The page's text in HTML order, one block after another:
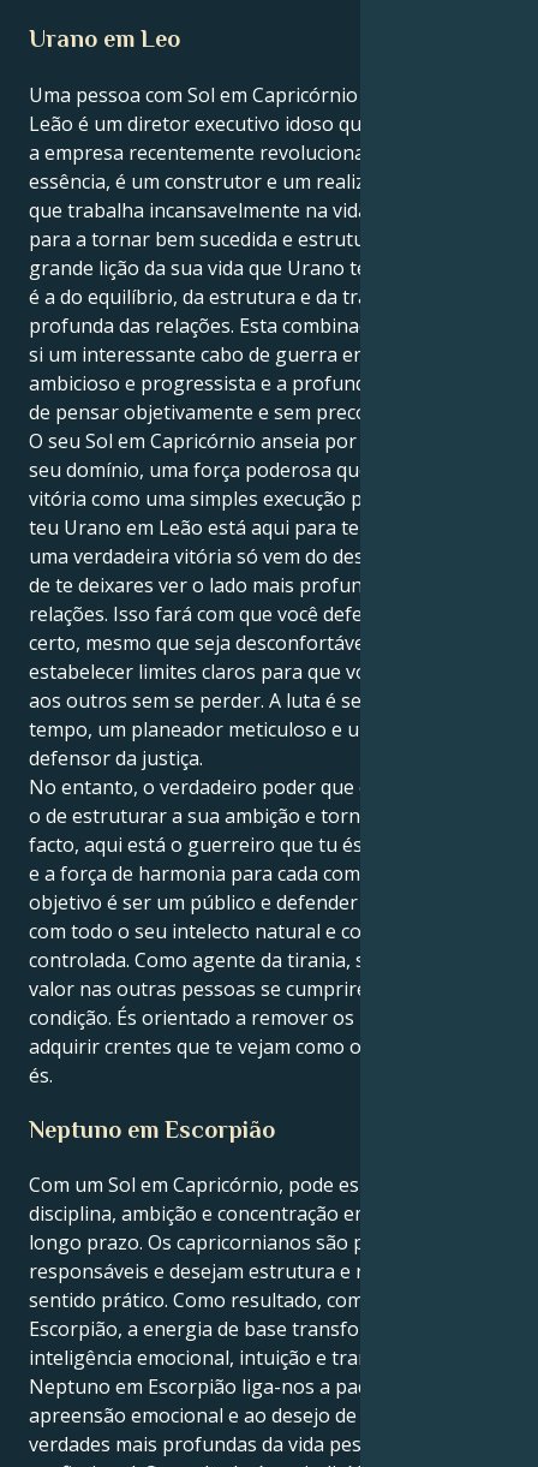
Urano em Leo
Uma pessoa com Sol em Capricórnio e Urano em
Leão é um diretor executivo idoso que tem de inovar
a empresa recentemente revolucionada. Na sua
essência, é um construtor e um realizador, alguém
que trabalha incansavelmente na vida e na carreira
para a tornar bem sucedida e estruturada. Mas a
grande lição da sua vida que Urano tem para lhe dar
é a do equilíbrio, da estrutura e da transformação
profunda das relações. Esta combinação forma para
si um interessante cabo de guerra entre um lado
ambicioso e progressista e a profunda necessidade
de pensar objetivamente e sem preconceitos.
O seu Sol em Capricórnio anseia por ser o mestre do
seu domínio, uma força poderosa que reivindica a
vitória como uma simples execução perfeita. Mas o
teu Urano em Leão está aqui para te ensinar que
uma verdadeira vitória só vem do desafio intencional
de te deixares ver o lado mais profundo das tuas
relações. Isso fará com que você defenda o que é
certo, mesmo que seja desconfortável, e aprenda a
estabelecer limites claros para que você possa dar
aos outros sem se perder. A luta é ser, ao mesmo
tempo, um planeador meticuloso e um fervoroso
defensor da justiça.
No entanto, o verdadeiro poder que encontra aqui é
o de estruturar a sua ambição e torná-la visível. De
facto, aqui está o guerreiro que tu és: a voz, o cartaz
e a força de harmonia para cada comunidade. O seu
objetivo é ser um público e defender essa posição
com todo o seu intelecto natural e confiança
controlada. Como agente da tirania, só encontras
valor nas outras pessoas se cumprires a tua própria
condição. És orientado a remover os não-crentes e a
adquirir crentes que te vejam como o campeão que
és.
Neptuno em Escorpião
Com um Sol em Capricórnio, pode esperar-se
disciplina, ambição e concentração em objectivos a
longo prazo. Os capricornianos são práticos,
responsáveis e desejam estrutura e realização num
sentido prático. Como resultado, com Neptuno em
Escorpião, a energia de base transforma-se em
inteligência emocional, intuição e transformação.
Neptuno em Escorpião liga-nos a padrões ocultos, à
apreensão emocional e ao desejo de descobrir as
verdades mais profundas da vida pessoal e